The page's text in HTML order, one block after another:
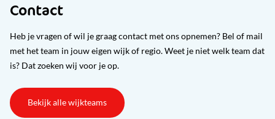
Contact
Heb je vragen of wil je graag contact met ons opnemen? Bel of mail
met het team in jouw eigen wijk of regio. Weet je niet welk team dat
is? Dat zoeken wij voor je op.
Bekijk alle wijkteams